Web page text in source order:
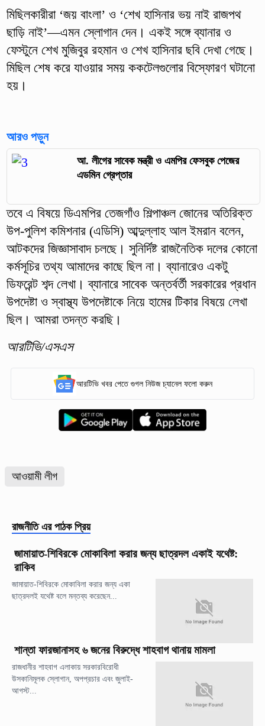
মিছিলকারীরা ‘জয় বাংলা’ ও ‘শেখ হাসিনার ভয় নাই রাজপথ
ছাড়ি নাই’—এমন স্লোগান দেন। একই সঙ্গে ব্যানার ও
ফেস্টুনে শেখ মুজিবুর রহমান ও শেখ হাসিনার ছবি দেখা গেছে।
মিছিল শেষ করে যাওয়ার সময় ককটেলগুলোর বিস্ফোরণ ঘটানো
হয়।
আরও পড়ুন
আ. লীগের সাবেক মন্ত্রী ও এমপির ফেসবুক পেজের
এডমিন গ্রেপ্তার
তবে এ বিষয়ে ডিএমপির তেজগাঁও শিল্পাঞ্চল জোনের অতিরিক্ত
উপ-পুলিশ কমিশনার (এডিসি) আব্দুল্লাহ আল ইমরান বলেন,
আটকদের জিজ্ঞাসাবাদ চলছে। সুনির্দিষ্ট রাজনৈতিক দলের কোনো
কর্মসূচির তথ্য আমাদের কাছে ছিল না। ব্যানারেও একটু
ডিফরেন্ট শব্দ লেখা। ব্যানারে সাবেক অন্তর্বর্তী সরকারের প্রধান
উপদেষ্টা ও স্বাস্থ্য উপদেষ্টাকে নিয়ে হামের টিকার বিষয়ে লেখা
ছিল। আমরা তদন্ত করছি।
আরটিভি/এসএস
আরটিভি খবর পেতে গুগল নিউজ চ্যানেল ফলো করুন
আওয়ামী লীগ
রাজনীতি এর পাঠক প্রিয়
জামায়াত-শিবিরকে মোকাবিলা করার জন্য ছাত্রদল একাই যথেষ্ট:
রাকিব
জামায়াত-শিবিরকে মোকাবিলা করার জন্য একা
ছাত্রদলই যথেষ্ট বলে মন্তব্য করেছেন...
শান্তা ফারজানাসহ ৬ জনের বিরুদ্ধে শাহবাগ থানায় মামলা
রাজধানীর শাহবাগ এলাকায় সরকারবিরোধী
উসকানিমূলক স্লোগান, অপপ্রচার এবং জুলাই-
আগস্ট...